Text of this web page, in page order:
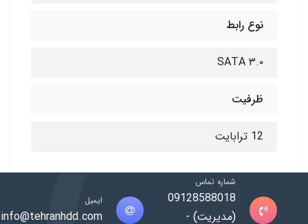
نوع رابط
SATA ۳.۰
ظرفیت
12 ترابایت
شماره تماس
09128588018
(مدیریت) -
ایمیل
info@tehranhdd.com